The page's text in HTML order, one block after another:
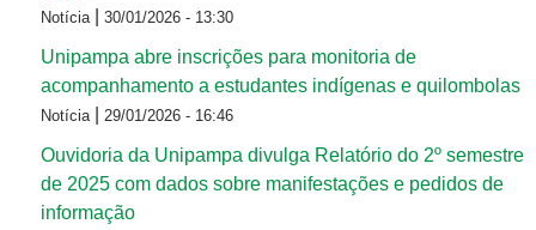
Notícia 30/01/2026 - 13:30
Unipampa abre inscrições para monitoria de
acompanhamento a estudantes indígenas e quilombolas
Notícia 29/01/2026 - 16:46
Ouvidoria da Unipampa divulga Relatório do 2º semestre
de 2025 com dados sobre manifestações e pedidos de
informação